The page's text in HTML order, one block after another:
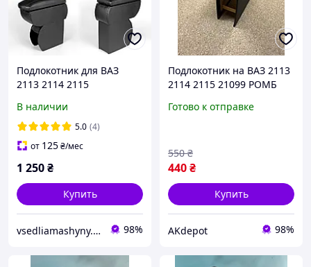
Подлокотник для ВАЗ
2113 2114 2115
В наличии
5.0 (4)
от 125₴/мес
1 250₴
Купить
vsedliamashyny.in.ua 98%
Подлокотник на ВАЗ 2113
2114 2115 21099 РОМБ
ТЮНИНГ
Готово к отправке
440₴
550 ₴
Купить
AKdepot 98%